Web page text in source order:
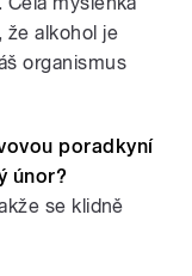
že alkohol je
organismus
poradkyní
únor?
se klidně